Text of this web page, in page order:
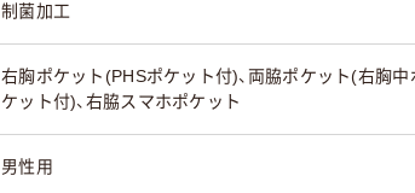
制菌加工
右胸ポケット(PHSポケット付)、両脇ポケット(右胸中
ケット付)、右脇スマホポケット
男性用